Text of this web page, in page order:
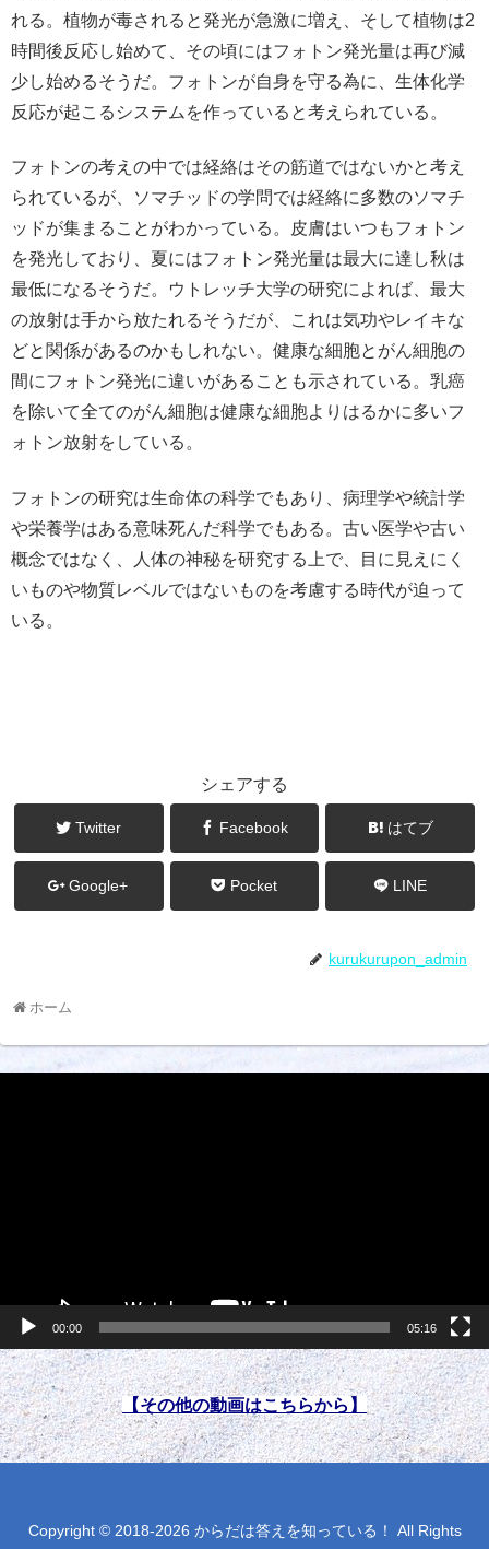
れる。植物が毒されると発光が急激に増え、そして植物は2
時間後反応し始めて、その頃にはフォトン発光量は再び減
少し始めるそうだ。フォトンが自身を守る為に、生体化学
反応が起こるシステムを作っていると考えられている。
フォトンの考えの中では経絡はその筋道ではないかと考え
られているが、ソマチッドの学問では経絡に多数のソマチ
ッドが集まることがわかっている。皮膚はいつもフォトン
を発光しており、夏にはフォトン発光量は最大に達し秋は
最低になるそうだ。ウトレッチ大学の研究によれば、最大
の放射は手から放たれるそうだが、これは気功やレイキな
どと関係があるのかもしれない。健康な細胞とがん細胞の
間にフォトン発光に違いがあることも示されている。乳癌
を除いて全てのがん細胞は健康な細胞よりはるかに多いフ
ォトン放射をしている。
フォトンの研究は生命体の科学でもあり、病理学や統計学
や栄養学はある意味死んだ科学でもある。古い医学や古い
概念ではなく、人体の神秘を研究する上で、目に見えにく
いものや物質レベルではないものを考慮する時代が迫って
いる。
シェアする
Twitter Facebook はてブ
Google+ Pocket LINE
kurukurupon_admin
ホーム
00:00 05:16
【その他の動画はこちらから】
Copyright © 2018-2026 からだは答えを知っている！ All Rights